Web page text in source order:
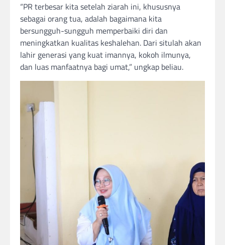
“PR terbesar kita setelah ziarah ini, khususnya
sebagai orang tua, adalah bagaimana kita
bersungguh-sungguh memperbaiki diri dan
meningkatkan kualitas keshalehan. Dari situlah akan
lahir generasi yang kuat imannya, kokoh ilmunya,
dan luas manfaatnya bagi umat,” ungkap beliau.